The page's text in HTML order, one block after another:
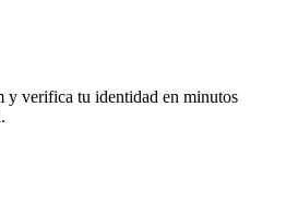
y verifica tu identidad en minutos